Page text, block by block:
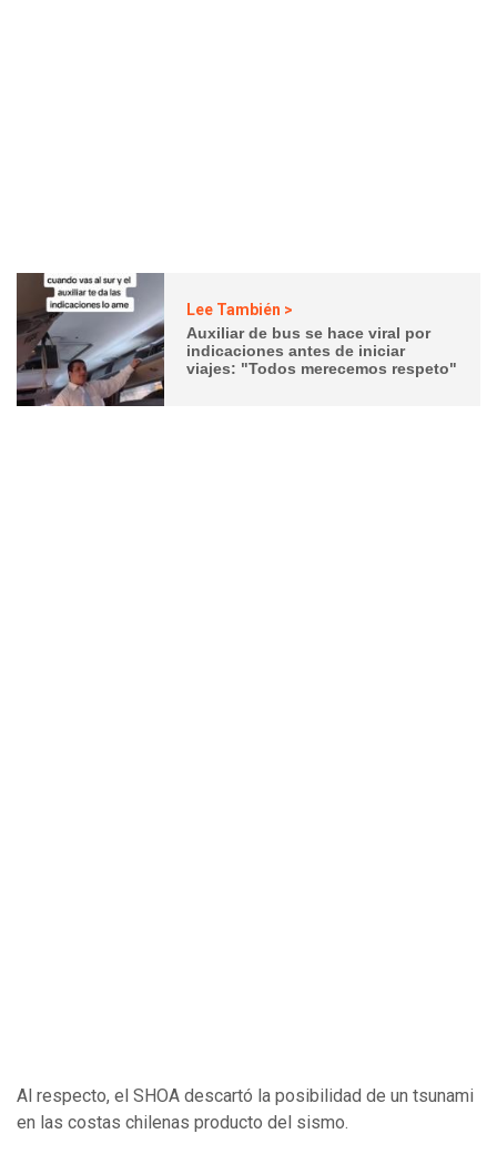
Lee También >
Auxiliar de bus se hace viral por
indicaciones antes de iniciar
viajes: "Todos merecemos respeto"
Al respecto, el SHOA descartó la posibilidad de un tsunami
en las costas chilenas producto del sismo.